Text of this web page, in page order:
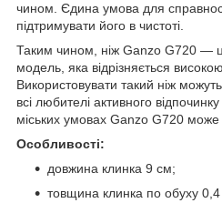
чином. Єдина умова для
підтримувати його в чистоті.
Таким чином, ніж Ganzo G720 —
модель, яка відрізняється
Використовувати такий ніж
всі любителі активного
міських умовах Ganzo G720
Особливості:
довжина клинка 9 см;
товщина клинка по обуху